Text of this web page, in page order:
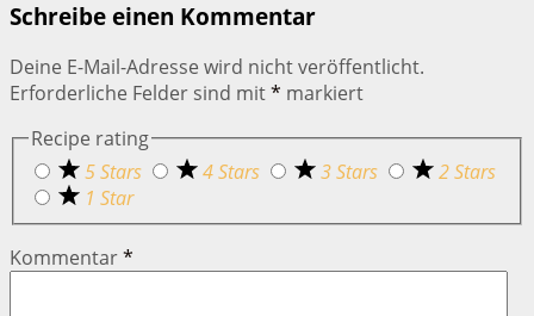
Schreibe einen Kommentar
Deine E-Mail-Adresse wird nicht veröffentlicht.
Erforderliche Felder sind mit* markiert
Recipe rating
5 Stars
4 Stars 3 Stars
2 Stars
1 Star
Kommentar*